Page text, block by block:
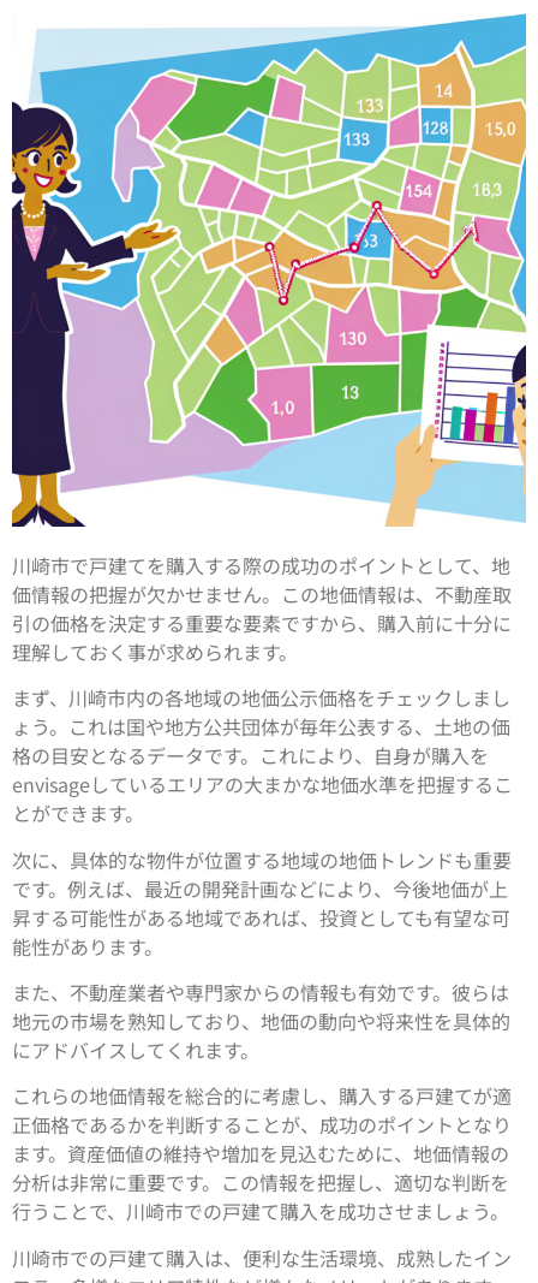
川崎市で戸建てを購入する際の成功のポイントとして、地
価情報の把握が欠かせません。この地価情報は、不動産取
引の価格を決定する重要な要素ですから、購入前に十分に
理解しておく事が求められます。
まず、川崎市内の各地域の地価公示価格をチェックしまし
ょう。これは国や地方公共団体が毎年公表する、土地の価
格の目安となるデータです。これにより、自身が購入を
envisageしているエリアの大まかな地価水準を把握するこ
とができます。
次に、具体的な物件が位置する地域の地価トレンドも重要
です。例えば、最近の開発計画などにより、今後地価が上
昇する可能性がある地域であれば、投資としても有望な可
能性があります。
また、不動産業者や専門家からの情報も有効です。彼らは
地元の市場を熟知しており、地価の動向や将来性を具体的
にアドバイスしてくれます。
これらの地価情報を総合的に考慮し、購入する戸建てが適
正価格であるかを判断することが、成功のポイントとなり
ます。資産価値の維持や増加を見込むために、地価情報の
分析は非常に重要です。この情報を把握し、適切な判断を
行うことで、川崎市での戸建て購入を成功させましょう。
川崎市での戸建て購入は、便利な生活環境、成熟したイン